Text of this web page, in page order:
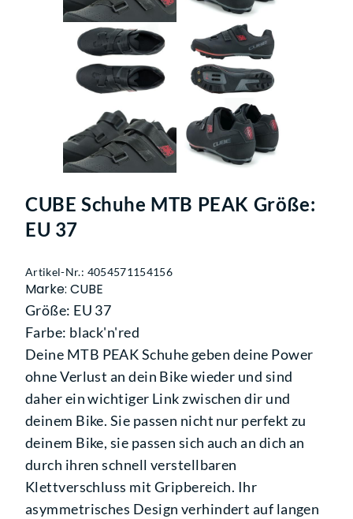
CUBE Schuhe MTB PEAK Größe:
EU 37
Artikel-Nr.: 4054571154156
Marke: CUBE
Größe: EU 37
Farbe: black'n'red
Deine MTB PEAK Schuhe geben deine Power
ohne Verlust an dein Bike wieder und sind
daher ein wichtiger Link zwischen dir und
deinem Bike. Sie passen nicht nur perfekt zu
deinem Bike, sie passen sich auch an dich an
durch ihren schnell verstellbaren
Klettverschluss mit Gripbereich. Ihr
asymmetrisches Design verhindert auf langen